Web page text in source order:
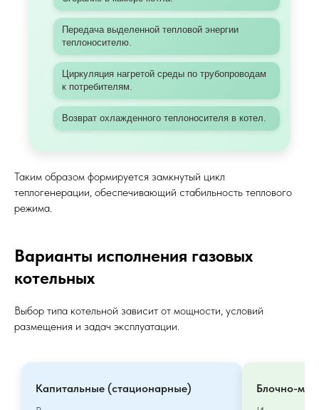
Передача выделенной тепловой энергии
теплоносителю.
Циркуляция нагретой среды по трубопроводам
к потребителям.
Возврат охлажденного теплоносителя в котел.
Таким образом формируется замкнутый цикл
теплогенерации, обеспечивающий стабильность теплового
режима.
Варианты исполнения газовых
котельных
Выбор типа котельной зависит от мощности, условий
размещения и задач эксплуатации.
Капитальные (стационарные) Блочно-